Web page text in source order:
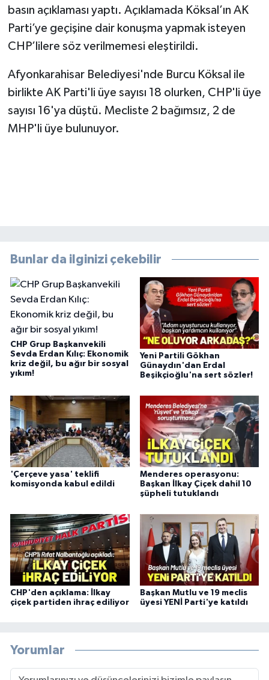
basın açıklaması yaptı. Açıklamada Köksal’ın AK
Parti’ye geçişine dair konuşma yapmak isteyen
CHP’lilere söz verilmemesi eleştirildi.
Afyonkarahisar Belediyesi'nde Burcu Köksal ile
birlikte AK Parti'li üye sayısı 18 olurken, CHP'li üye
sayısı 16'ya düştü. Mecliste 2 bağımsız, 2 de
MHP'li üye bulunuyor.
Bunlar da ilginizi çekebilir
CHP Grup Başkanvekili
Sevda Erdan Kılıç: Ekonomik
kriz değil, bu ağır bir sosyal
yıkım!
Yeni Partili Gökhan
Günaydın'dan Erdal
Beşikçioğlu'na sert sözler!
'Çerçeve yasa' teklifi
komisyonda kabul edildi
Menderes operasyonu:
Başkan İlkay Çiçek dahil 10
şüpheli tutuklandı
CHP'den açıklama: İlkay
çiçek partiden ihraç ediliyor
Başkan Mutlu ve 19 meclis
üyesi YENİ Parti'ye katıldı
Yorumlar